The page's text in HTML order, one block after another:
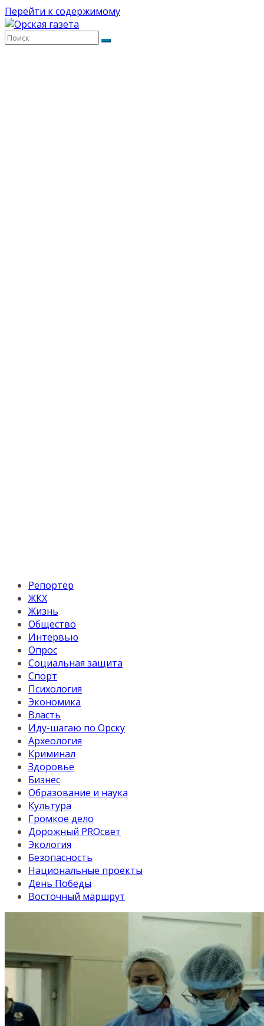
Перейти к содержимому
Репортёр
ЖКХ
Жизнь
Общество
Интервью
Опрос
Социальная защита
Спорт
Психология
Экономика
Власть
Иду-шагаю по Орску
Археология
Криминал
Здоровье
Бизнес
Образование и наука
Культура
Громкое дело
Дорожный PROсвет
Экология
Безопасность
Национальные проекты
День Победы
Восточный маршрут